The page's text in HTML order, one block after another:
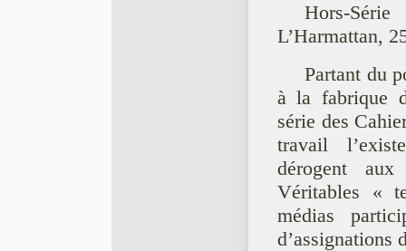
Hors-
L’Harmattan,
Partant du
à la fabrique
série des
travail
dérogent aux
Véritables «
médias
d’assignations